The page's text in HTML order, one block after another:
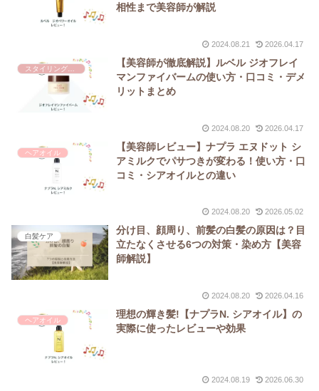
相性まで美容師が解説
2024.08.21 2026.04.17
【美容師が徹底解説】ルベル ジオフレイ
マンファイバームの使い方・口コミ・デメ
リットまとめ
2024.08.20 2026.04.17
ヘアオイル
【美容師レビュー】ナプラ エヌドット シ
アミルクでパサつきが変わる！使い方・口
コミ・シアオイルとの違い
2024.08.20 2026.05.02
白髪ケア
分け目、顔周り、前髪の白髪の原因は？目
立たなくさせる6つの対策・染め方【美容
師解説】
2024.08.20 2026.04.16
ヘアオイル
理想の輝き髪!【ナプラN. シアオイル】の
実際に使ったレビューや効果
2024.08.19 2026.06.30